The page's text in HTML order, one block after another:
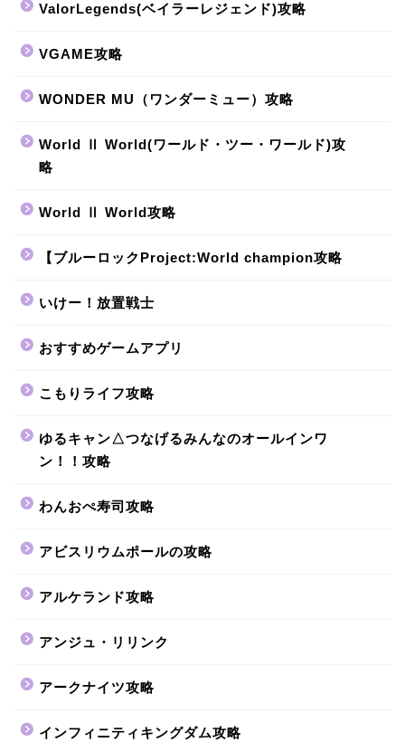
ValorLegends(ベイラーレジェンド)攻略
VGAME攻略
WONDER MU（ワンダーミュー）攻略
World Ⅱ World(ワールド・ツー・ワールド)攻
略
World Ⅱ World攻略
【ブルーロックProject:World champion攻略
いけー！放置戦士
おすすめゲームアプリ
こもりライフ攻略
ゆるキャン△つなげるみんなのオールインワ
ン！！攻略
わんおぺ寿司攻略
アビスリウムポールの攻略
アルケランド攻略
アンジュ・リリンク
アークナイツ攻略
インフィニティキングダム攻略